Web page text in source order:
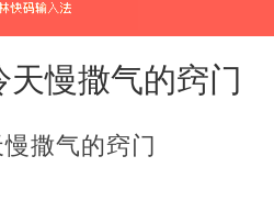
慢撒气的窍门
撒气的窍门